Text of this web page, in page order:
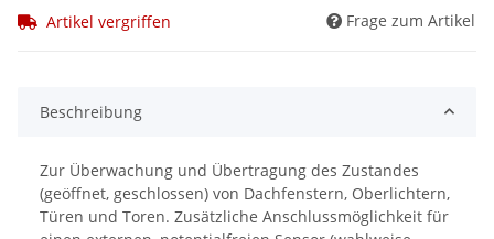
Artikel vergriffen Frage zum Artikel
Beschreibung
Zur Überwachung und Übertragung des Zustandes
(geöffnet, geschlossen) von Dachfenstern, Oberlichtern,
Türen und Toren. Zusätzliche Anschlussmöglichkeit für